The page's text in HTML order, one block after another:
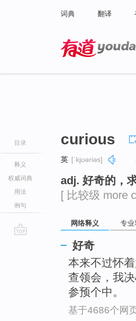
词典 翻译
目录
释义
权威词典
用法
例句
curious
英 [ˈkjʊəriəs]
adj. 好奇的，
[ 比较级 more
网络释义 专业
好奇
本来不过怀着
查领会，我
参预个中。
基于4686个网